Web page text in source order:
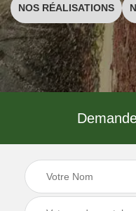
NOS RÉALISATIONS